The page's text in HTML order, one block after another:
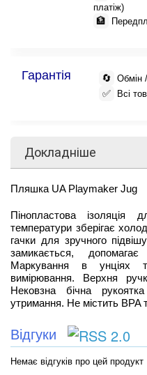
платіж)
🏦
Гарантія 🔄 Обмін
✅ Всі
Докладніше
Пляшка UA Playmaker Jug
Пінопластова ізоляція
температури зберігає
гачки для зручного
замикається,
Маркування в унціях
вимірювання. Верхня
Нековзна бічна
утримання. Не містить BPA
Відгуки
Немає відгуків про цей продукт